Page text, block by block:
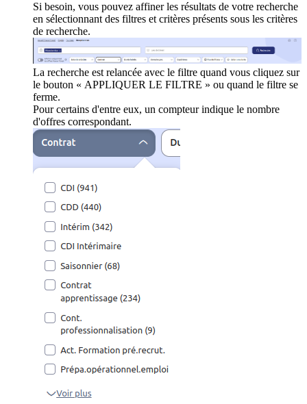
Si besoin, vous pouvez affiner les résultats de votre recherche
en sélectionnant des filtres et critères présents sous les critères
de recherche.
La recherche est relancée avec le filtre quand vous cliquez sur
le bouton « APPLIQUER LE FILTRE » ou quand le filtre se
ferme.
Pour certains d'entre eux, un compteur indique le nombre
d'offres correspondant.